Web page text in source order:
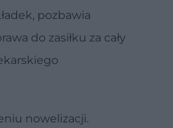
pozbawia
do zasiłku za cały
nowelizacji.